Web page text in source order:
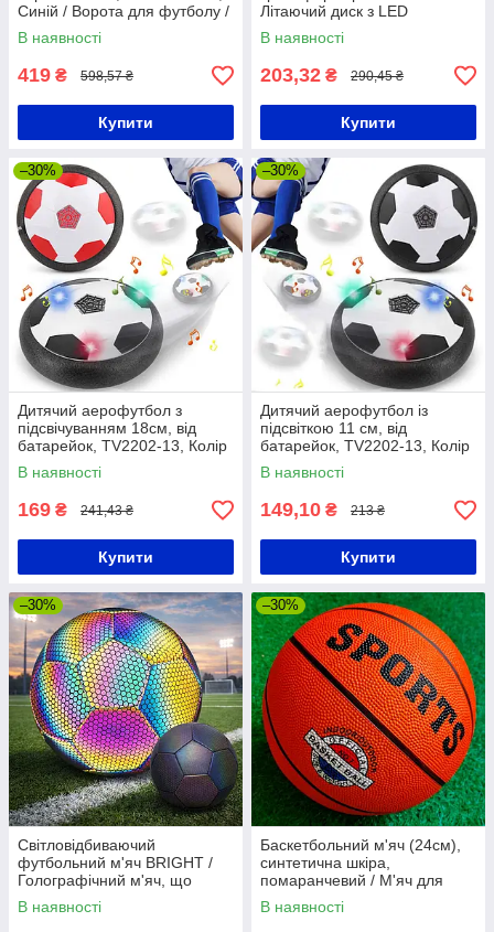
Синій / Ворота для футболу /
Футбольні ворота для дітей
В наявності
419 ₴ 598,57 ₴
Купити
Літаючий диск з LED
підсвічуванням
В наявності
203,32 ₴ 290,45 ₴
Купити
–30%
Дитячий аерофутбол з
підсвічуванням 18см, від
батарейок, TV2202-13, Колір
Рандом / Футбольний
аером'яч / М'яч літаючий
В наявності
169 ₴ 241,43 ₴
Купити
–30%
Дитячий аерофутбол із
підсвіткою 11 см, від
батарейок, TV2202-13, Колір
Рандом/футбольний
аером'яч/М'яч льотний
В наявності
149,10 ₴ 213 ₴
Купити
–30%
Світловідбиваючий
футбольний м'яч BRIGHT /
Голографічний м'яч, що
світиться / Тренувальний м'яч
В наявності
–30%
Баскетбольний м'яч (24см),
синтетична шкіра,
помаранчевий / М'яч для
баскетбола / М'яч для
тренувань
В наявності